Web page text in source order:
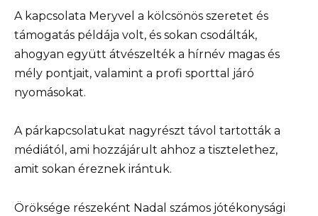
A kapcsolata Meryvel a kölcsönös szeretet és
támogatás példája volt, és sokan csodálták,
ahogyan együtt átvészelték a hírnév magas és
mély pontjait, valamint a profi sporttal járó
nyomásokat.
A párkapcsolatukat nagyrészt távol tartották a
médiától, ami hozzájárult ahhoz a tisztelethez,
amit sokan éreznek irántuk.
Öröksége részeként Nadal számos jótékonysági